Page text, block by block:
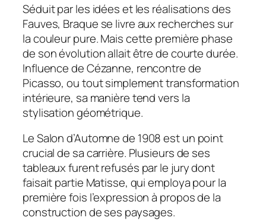
Séduit par les idées et les réalisations des
Fauves, Braque se livre aux recherches sur
la couleur pure. Mais cette première phase
de son évolution allait être de courte durée.
Influence de Cézanne, rencontre de
Picasso, ou tout simplement transformation
intérieure, sa manière tend vers la
stylisation géométrique.
Le Salon d’Automne de 1908 est un point
crucial de sa carrière. Plusieurs de ses
tableaux furent refusés par le jury dont
faisait partie Matisse, qui employa pour la
première fois l’expression à propos de la
construction de ses paysages.